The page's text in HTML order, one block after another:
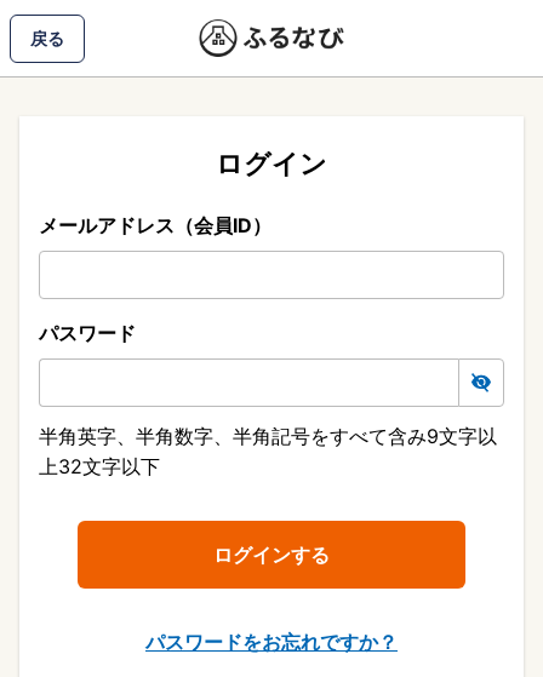
戻る
ログイン
メールアドレス（会員ID）
パスワード
半角英字、半角数字、半角記号をすべて含み9文字以
上32文字以下
パスワードをお忘れですか？